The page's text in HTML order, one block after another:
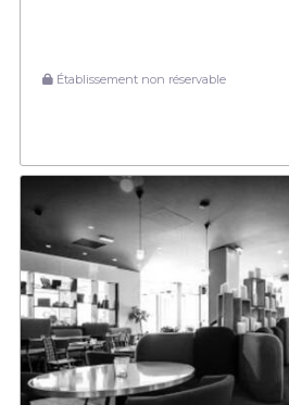
Établissement non réservable